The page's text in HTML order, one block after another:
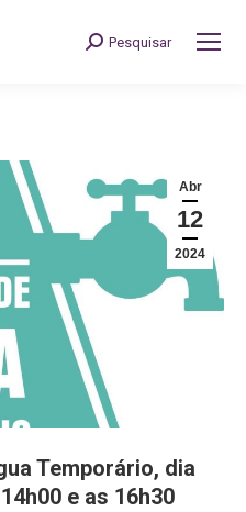
Search:
Pesquisar
Abr
12
2024
Temporário, dia
e as 16h30